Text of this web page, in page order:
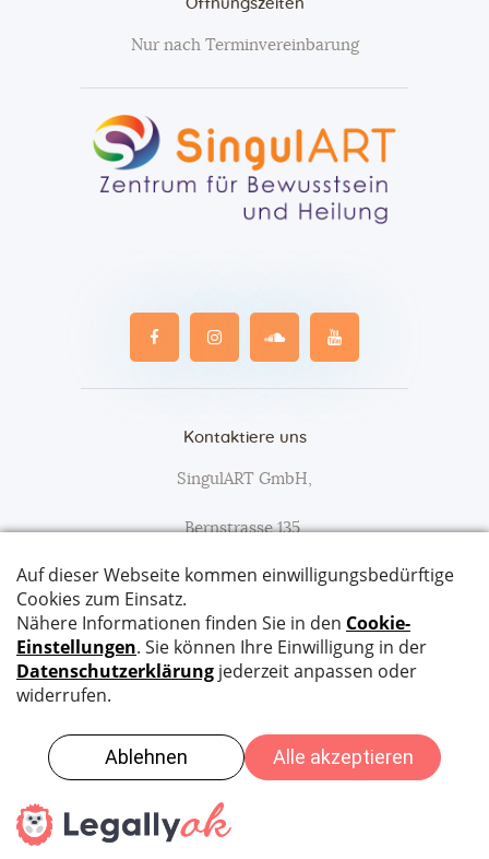
Öffnungszeiten
Nur nach Terminvereinbarung
Kontaktiere uns
SingulART GmbH,
Bernstrasse 135,
3627 Heimberg
Tel: 079 652 90 47
Email:info@singulart.ch
SingulART © 2026. All Rights Reserved. WebsiteCompiaz Design
|Datenschutz|Impressum|AGB|Kontakt